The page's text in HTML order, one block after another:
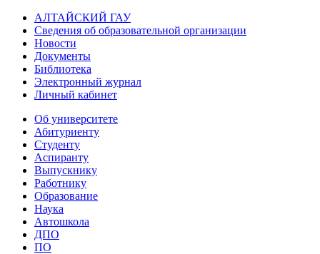
АЛТАЙСКИЙ ГАУ
Сведения об образовательной организации
Новости
Документы
Библиотека
Электронный журнал
Личный кабинет
Об университете
Абитуриенту
Студенту
Аспиранту
Выпускнику
Работнику
Образование
Наука
Автошкола
ДПО
ПО